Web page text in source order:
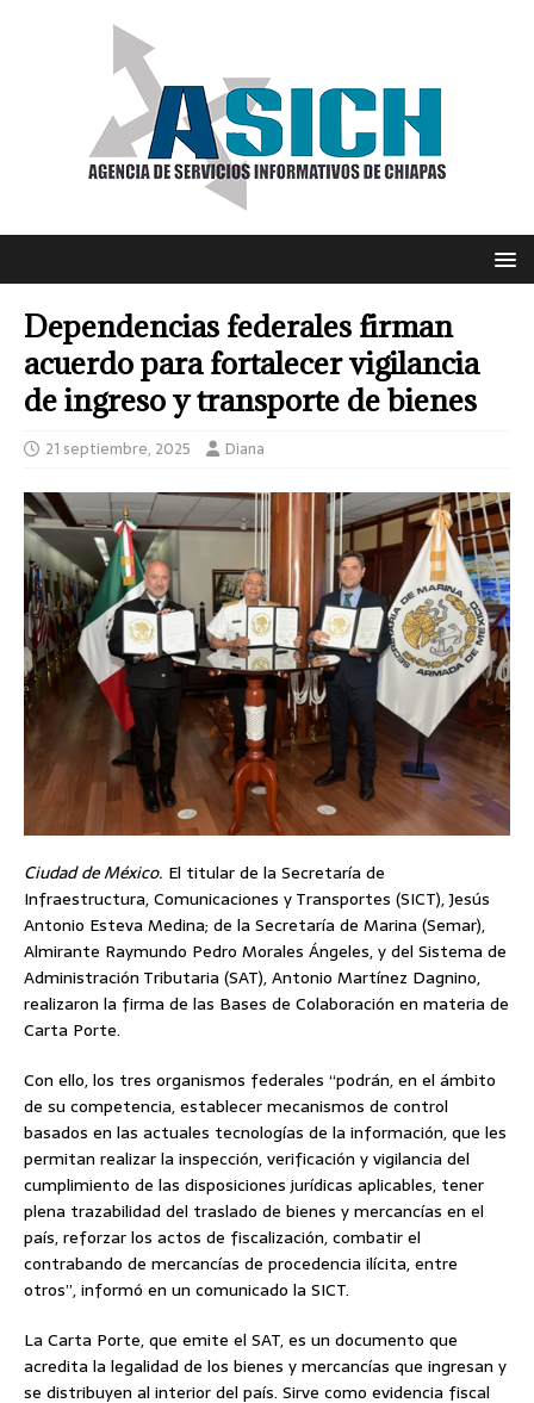
Dependencias federales firman
acuerdo para fortalecer vigilancia
de ingreso y transporte de bienes
21 septiembre, 2025 Diana
Ciudad de México. El titular de la Secretaría de
Infraestructura, Comunicaciones y Transportes (SICT), Jesús
Antonio Esteva Medina; de la Secretaría de Marina (Semar),
Almirante Raymundo Pedro Morales Ángeles, y del Sistema de
Administración Tributaria (SAT), Antonio Martínez Dagnino,
realizaron la firma de las Bases de Colaboración en materia de
Carta Porte.
Con ello, los tres organismos federales “podrán, en el ámbito
de su competencia, establecer mecanismos de control
basados en las actuales tecnologías de la información, que les
permitan realizar la inspección, verificación y vigilancia del
cumplimiento de las disposiciones jurídicas aplicables, tener
plena trazabilidad del traslado de bienes y mercancías en el
país, reforzar los actos de fiscalización, combatir el
contrabando de mercancías de procedencia ilícita, entre
otros”, informó en un comunicado la SICT.
La Carta Porte, que emite el SAT, es un documento que
acredita la legalidad de los bienes y mercancías que ingresan y
se distribuyen al interior del país. Sirve como evidencia fiscal